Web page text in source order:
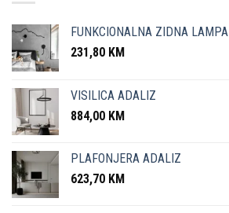
FUNKCIONALNA ZIDNA LAMPA
231,80 KM
VISILICA ADALIZ
884,00 KM
PLAFONJERA ADALIZ
623,70 KM